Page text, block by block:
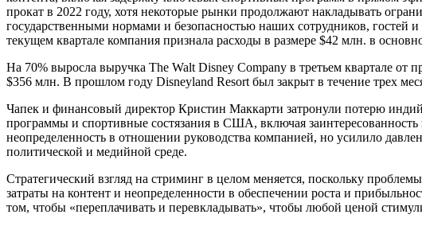
прокат в 2022 году, хотя некоторые рынки продолжают накладывать
государственными нормами и безопасностью наших сотрудников, гостей
текущем квартале компания признала расходы в размере $42 млн. в
На 70% выросла выручка The Walt Disney Company в третьем квартале
$356 млн. В прошлом году Disneyland Resort был закрыт в течение трех
Чапек и финансовый директор Кристин Маккарти затронули потерю
программы и спортивные состязания в США, включая
неопределенность в отношении руководства компанией, но усилило
политической и медийной среде.
Стратегический взгляд на стриминг в целом меняется, поскольку
затраты на контент и неопределенности в обеспечении роста и
том, чтобы «переплачивать и перевкладывать», чтобы любой ценой